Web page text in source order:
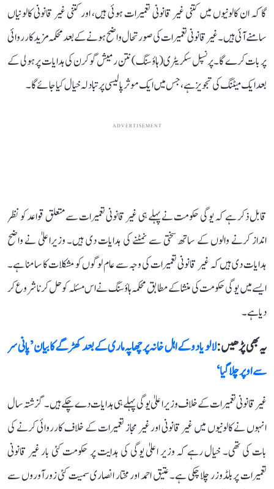
گا کہ ان کالونیوں میں کتنی غیر قانونی تعمیرات ہوئی ہیں، اور کتنی غیر قانونی کالونیاں
سامنے آئی ہیں۔ غیر قانونی تعمیرات کی صورتحال واضح ہونے کے بعد محکمہ مزید کارروائی
پر بات کرے گا۔ پرنسپل سکریٹری (ہاؤسنگ) نتن رمیش گوکرن کی ہدایات پر ہولی کے
بعد ایک میٹنگ کی تجویز ہے، جس میں ایک موثر پالیسی پر تبادلہ خیال کیا جائے گا۔
ADVERTISEMENT
قابل ذکر ہے کہ یوگی حکومت نے پہلے ہی غیر قانونی تعمیرات سے متعلق قواعد کو نظر
انداز کرنے والوں کے ساتھ سختی سے نمٹنے کی ہدایات دی ہیں۔ وزیراعلیٰ نے واضح
ہدایات دی ہیں کہ غیر قانونی تعمیرات کی وجہ سے عام لوگوں کو مشکلات کا سامنا ہے۔
ایسے میں یوگی حکومت کی منشا کے مطابق محکمہ ہاؤسنگ نے اس مسئلہ کو حل کرنا شروع کر
دیا ہے۔
یہ بھی پڑھیں :لالو یادو کے اہل خانہ پر چھاپہ ماری کے بعد کھڑگے کا بیان ’پانی سر
سے اوپر چلا گیا‘
غیر قانونی تعمیرات کے خلاف وزیر اعلیٰ یوگی پہلے ہی ہدایات دے چکے ہیں۔ گزشتہ سال
انہوں نے کالونیوں میں غیر قانونی اور غیر مجاز تعمیرات کے خلاف کارروائی کرنے کی
بات کی تھی۔ خیال رہے کہ وزیر اعلیٰ یوگی کی ہدایت پر حکومت کئی بار غیر قانونی
تعمیرات پر بلڈوزر چلا چکی ہے۔ عتیق احمد اور مختار انصاری سمیت کئی زورآوروں سے